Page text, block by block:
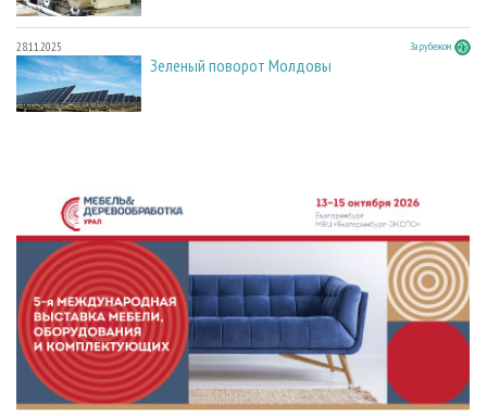
28.11.2025 За рубежом
Зеленый поворот Молдовы